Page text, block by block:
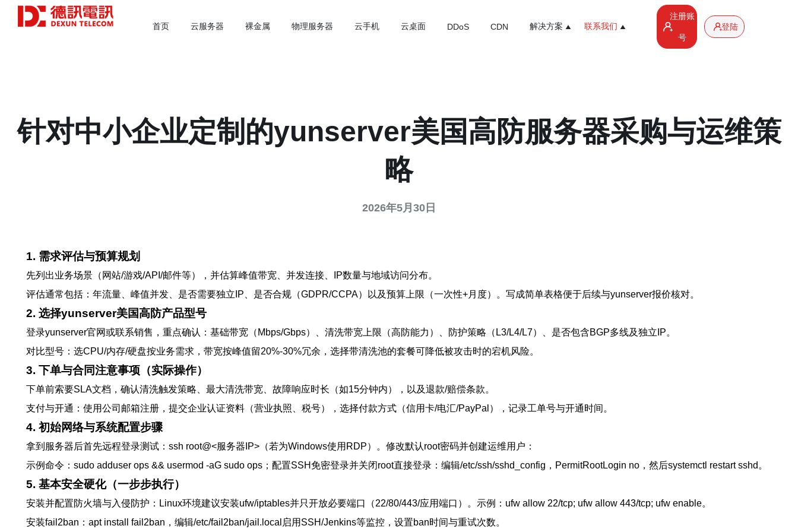
首页 云服务器 裸金属 物理服务器 云手机 云桌面 DDoS CDN 解决方案 联系我们
注册账
号
登陆
针对中小企业定制的yunserver美国高防服务器采购与运维策
略
2026年5月30日
1. 需求评估与预算规划
先列出业务场景（网站/游戏/API/邮件等），并估算峰值带宽、并发连接、IP数量与地域访问分布。
评估通常包括：年流量、峰值并发、是否需要独立IP、是否合规（GDPR/CCPA）以及预算上限（一次性+月度）。写成简单表格便于后续与yunserver报价核对。
2. 选择yunserver美国高防产品型号
登录yunserver官网或联系销售，重点确认：基础带宽（Mbps/Gbps）、清洗带宽上限（高防能力）、防护策略（L3/L4/L7）、是否包含BGP多线及独立IP。
对比型号：选CPU/内存/硬盘按业务需求，带宽按峰值留20%-30%冗余，选择带清洗池的套餐可降低被攻击时的宕机风险。
3. 下单与合同注意事项（实际操作）
下单前索要SLA文档，确认清洗触发策略、最大清洗带宽、故障响应时长（如15分钟内），以及退款/赔偿条款。
支付与开通：使用公司邮箱注册，提交企业认证资料（营业执照、税号），选择付款方式（信用卡/电汇/PayPal），记录工单号与开通时间。
4. 初始网络与系统配置步骤
拿到服务器后首先远程登录测试：ssh root@<服务器IP>（若为Windows使用RDP）。修改默认root密码并创建运维用户：
示例命令：sudo adduser ops && usermod -aG sudo ops；配置SSH免密登录并关闭root直接登录：编辑/etc/ssh/sshd_config，PermitRootLogin no，然后systemctl restart sshd。
5. 基本安全硬化（一步步执行）
安装并配置防火墙与入侵防护：Linux环境建议安装ufw/iptables并只开放必要端口（22/80/443/应用端口）。示例：ufw allow 22/tcp; ufw allow 443/tcp; ufw enable。
安装fail2ban：apt install fail2ban，编辑/etc/fail2ban/jail.local启用SSH/Jenkins等监控，设置ban时间与重试次数。